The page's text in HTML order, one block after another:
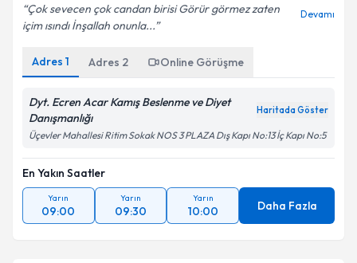
Çok sevecen çok candan birisi Görür görmez zaten
içim ısındı İnşallah onunla...
Devamı
Adres 1 Adres 2 Online Görüşme
Dyt. Ecren Acar Kamış Beslenme ve Diyet
Danışmanlığı
Haritada Göster
Üçevler Mahallesi Ritim Sokak NOS 3 PLAZA Dış Kapı No:13 İç Kapı No:5
En Yakın Saatler
Yarın
09:00
Yarın
09:30
Yarın
10:00 Daha Fazla